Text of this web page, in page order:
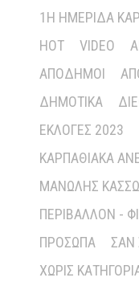
1Η ΗΜΕΡΊΔΑ
HOT
VIDEO
ΑΠΌΔΗΜΟΙ
ΔΗΜΟΤΙΚΆ
ΕΚΛΟΓΈΣ 2023
ΚΑΡΠΑΘΙΑΚΆ
ΜΑΝΏΛΗΣ
ΠΕΡΙΒΆΛΛΟΝ -
ΠΡΌΣΩΠΑ
ΣΑΝ
ΧΩΡΊΣ